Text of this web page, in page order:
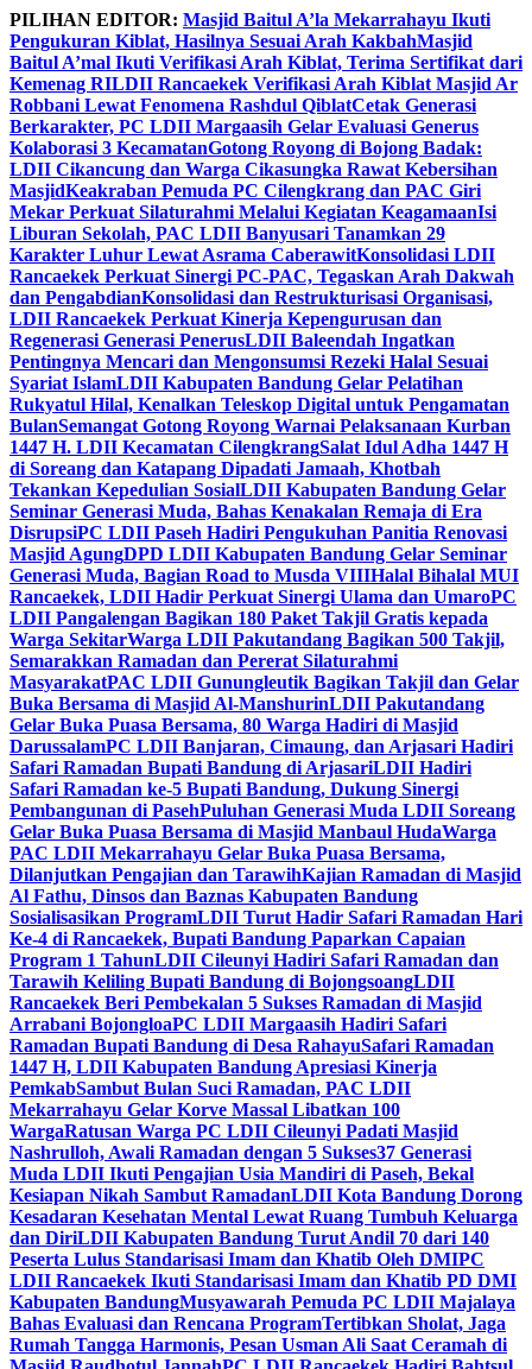
Skip
to
content
PILIHAN EDITOR: Masjid Baitul A’la Mekarrahayu Ikuti
Pengukuran Kiblat, Hasilnya Sesuai Arah KakbahMasjid
Baitul A’mal Ikuti Verifikasi Arah Kiblat, Terima Sertifikat dari
Kemenag RILDII Rancaekek Verifikasi Arah Kiblat Masjid Ar
Robbani Lewat Fenomena Rashdul QiblatCetak Generasi
Berkarakter, PC LDII Margaasih Gelar Evaluasi Generus
Kolaborasi 3 KecamatanGotong Royong di Bojong Badak:
LDII Cikancung dan Warga Cikasungka Rawat Kebersihan
MasjidKeakraban Pemuda PC Cilengkrang dan PAC Giri
Mekar Perkuat Silaturahmi Melalui Kegiatan KeagamaanIsi
Liburan Sekolah, PAC LDII Banyusari Tanamkan 29
Karakter Luhur Lewat Asrama CaberawitKonsolidasi LDII
Rancaekek Perkuat Sinergi PC-PAC, Tegaskan Arah Dakwah
dan PengabdianKonsolidasi dan Restrukturisasi Organisasi,
LDII Rancaekek Perkuat Kinerja Kepengurusan dan
Regenerasi Generasi PenerusLDII Baleendah Ingatkan
Pentingnya Mencari dan Mengonsumsi Rezeki Halal Sesuai
Syariat IslamLDII Kabupaten Bandung Gelar Pelatihan
Rukyatul Hilal, Kenalkan Teleskop Digital untuk Pengamatan
BulanSemangat Gotong Royong Warnai Pelaksanaan Kurban
1447 H. LDII Kecamatan CilengkrangSalat Idul Adha 1447 H
di Soreang dan Katapang Dipadati Jamaah, Khotbah
Tekankan Kepedulian SosialLDII Kabupaten Bandung Gelar
Seminar Generasi Muda, Bahas Kenakalan Remaja di Era
DisrupsiPC LDII Paseh Hadiri Pengukuhan Panitia Renovasi
Masjid AgungDPD LDII Kabupaten Bandung Gelar Seminar
Generasi Muda, Bagian Road to Musda VIIIHalal Bihalal MUI
Rancaekek, LDII Hadir Perkuat Sinergi Ulama dan UmaroPC
LDII Pangalengan Bagikan 180 Paket Takjil Gratis kepada
Warga SekitarWarga LDII Pakutandang Bagikan 500 Takjil,
Semarakkan Ramadan dan Pererat Silaturahmi
MasyarakatPAC LDII Gunungleutik Bagikan Takjil dan Gelar
Buka Bersama di Masjid Al-ManshurinLDII Pakutandang
Gelar Buka Puasa Bersama, 80 Warga Hadiri di Masjid
DarussalamPC LDII Banjaran, Cimaung, dan Arjasari Hadiri
Safari Ramadan Bupati Bandung di ArjasariLDII Hadiri
Safari Ramadan ke-5 Bupati Bandung, Dukung Sinergi
Pembangunan di PasehPuluhan Generasi Muda LDII Soreang
Gelar Buka Puasa Bersama di Masjid Manbaul HudaWarga
PAC LDII Mekarrahayu Gelar Buka Puasa Bersama,
Dilanjutkan Pengajian dan TarawihKajian Ramadan di Masjid
Al Fathu, Dinsos dan Baznas Kabupaten Bandung
Sosialisasikan ProgramLDII Turut Hadir Safari Ramadan Hari
Ke-4 di Rancaekek, Bupati Bandung Paparkan Capaian
Program 1 TahunLDII Cileunyi Hadiri Safari Ramadan dan
Tarawih Keliling Bupati Bandung di BojongsoangLDII
Rancaekek Beri Pembekalan 5 Sukses Ramadan di Masjid
Arrabani BojongloaPC LDII Margaasih Hadiri Safari
Ramadan Bupati Bandung di Desa RahayuSafari Ramadan
1447 H, LDII Kabupaten Bandung Apresiasi Kinerja
PemkabSambut Bulan Suci Ramadan, PAC LDII
Mekarrahayu Gelar Korve Massal Libatkan 100
WargaRatusan Warga PC LDII Cileunyi Padati Masjid
Nashrulloh, Awali Ramadan dengan 5 Sukses37 Generasi
Muda LDII Ikuti Pengajian Usia Mandiri di Paseh, Bekal
Kesiapan Nikah Sambut RamadanLDII Kota Bandung Dorong
Kesadaran Kesehatan Mental Lewat Ruang Tumbuh Keluarga
dan DiriLDII Kabupaten Bandung Turut Andil 70 dari 140
Peserta Lulus Standarisasi Imam dan Khatib Oleh DMIPC
LDII Rancaekek Ikuti Standarisasi Imam dan Khatib PD DMI
Kabupaten BandungMusyawarah Pemuda PC LDII Majalaya
Bahas Evaluasi dan Rencana ProgramTertibkan Sholat, Jaga
Rumah Tangga Harmonis, Pesan Usman Ali Saat Ceramah di